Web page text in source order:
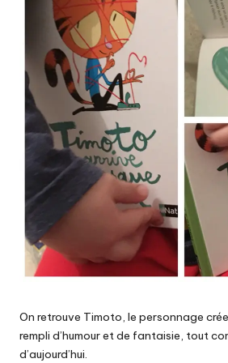
On retrouve Timoto, le personnage
rempli d’humour et de fantaisie, tout
d’aujourd’hui.